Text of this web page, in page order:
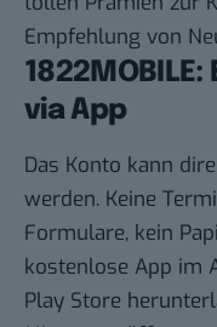
Empfehlung von
via App
Das Konto kann
werden. Keine
Formulare, kein
kostenlose App im
Play Store